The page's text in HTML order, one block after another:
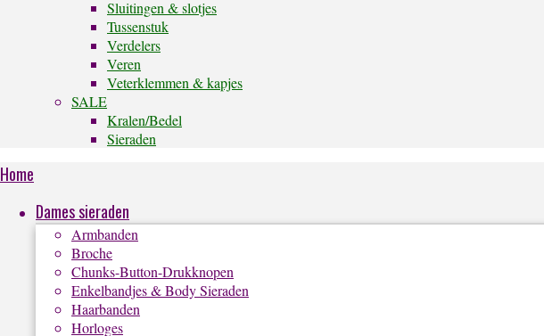
Sluitingen & slotjes
Tussenstuk
Verdelers
Veren
Veterklemmen & kapjes
SALE
Kralen/Bedel
Sieraden
Home
Dames sieraden
Armbanden
Broche
Chunks-Button-Drukknopen
Enkelbandjes & Body Sieraden
Haarbanden
Horloges